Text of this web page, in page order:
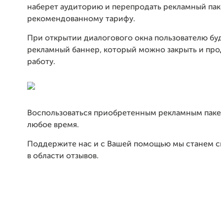
наберет аудиторию и перепродать рекламный
рекомендованному тарифу.
При открытии диалогового окна пользователю
рекламный баннер, который можно закрыть и
работу.
Воспользоваться приобретенным рекламным
любое время.
Поддержите нас и с Вашей помощью мы станем
в области отзывов.